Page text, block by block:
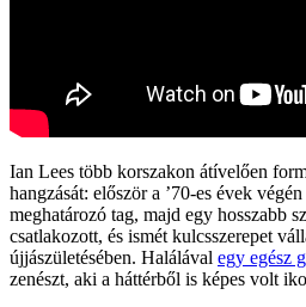
Ian Lees több korszakon átívelően
hangzását: először a ’70-es évek
meghatározó tag, majd egy hosszabb
csatlakozott, és ismét kulcsszerepet
újjászületésében. Halálával egy egész
zenészt, aki a háttérből is képes volt